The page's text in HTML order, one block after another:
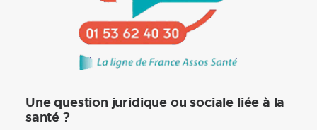
Une question juridique ou sociale liée à la
santé ?